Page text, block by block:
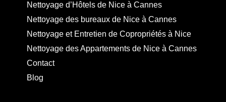
Nettoyage d’Hôtels de Nice à Cannes
Nettoyage des bureaux de Nice à Cannes
Nettoyage et Entretien de Copropriétés à Nice
Nettoyage des Appartements de Nice à Cannes
Contact
Blog